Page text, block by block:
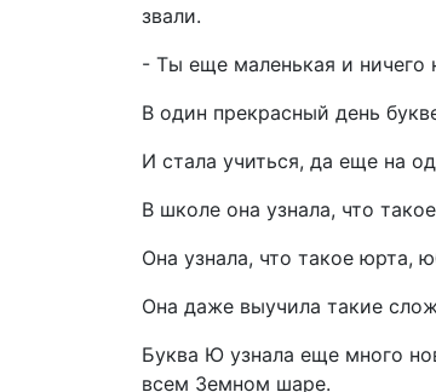
звали.
- Ты еще маленькая и ничего
В один прекрасный день
И стала учиться, да еще на
В школе она узнала, что
Она узнала, что такое юрта,
Она даже выучила такие
Буква Ю узнала еще много
всем Земном шаре.